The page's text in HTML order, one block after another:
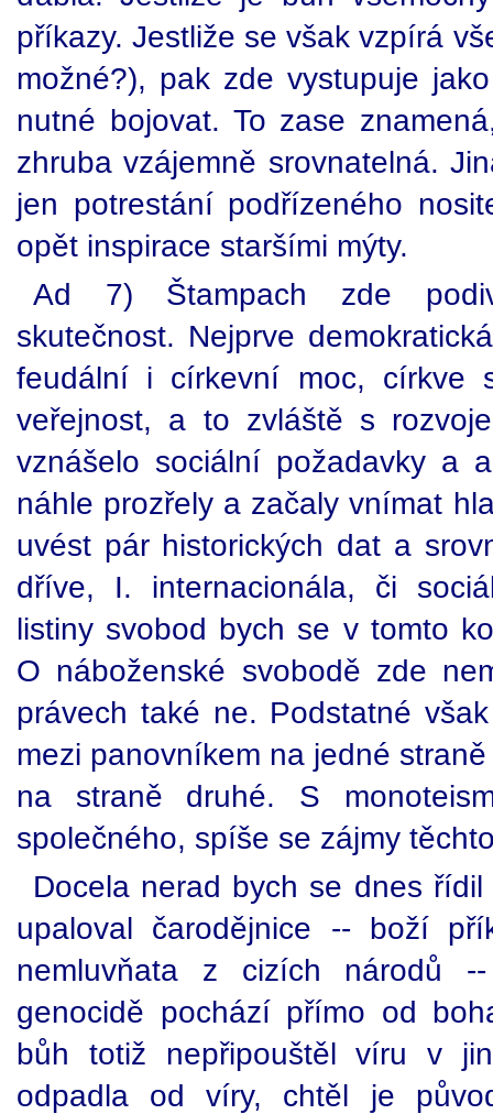
příkazy. Jestliže se však vzpírá
možné?), pak zde vystupuje
nutné bojovat. To zase
zhruba vzájemně srovnatelná.
jen potrestání podřízeného
opět inspirace staršími mýty.
Ad 7) Štampach zde
skutečnost. Nejprve
feudální i církevní moc, církve
veřejnost, a to zvláště s
vznášelo sociální požadavky a
náhle prozřely a začaly vnímat
uvést pár historických dat a
dříve, I. internacionála, či
listiny svobod bych se v tomto
O náboženské svobodě zde
právech také ne. Podstatné
mezi panovníkem na jedné
na straně druhé. S
společného, spíše se zájmy
Docela nerad bych se dnes
upaloval čarodějnice -- boží
nemluvňata z cizích národů
genocidě pochází přímo od
bůh totiž nepřipouštěl víru v
odpadla od víry, chtěl je